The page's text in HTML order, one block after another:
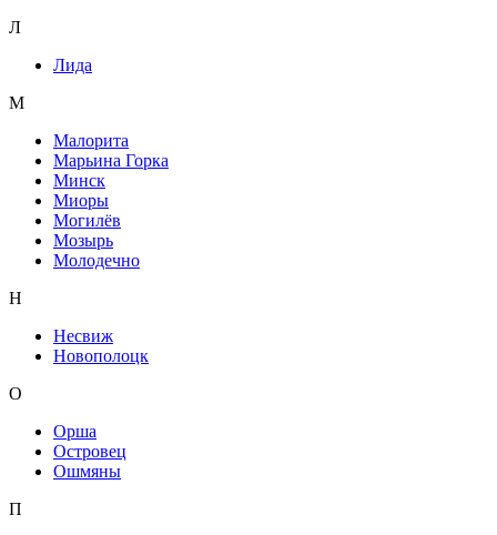
Л
Лида
М
Малорита
Марьина Горка
Минск
Миоры
Могилёв
Мозырь
Молодечно
Н
Несвиж
Новополоцк
О
Орша
Островец
Ошмяны
П